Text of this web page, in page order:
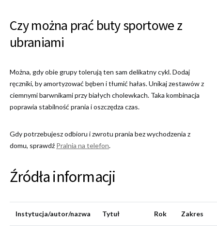
Czy można prać buty sportowe z
ubraniami
Można, gdy obie grupy tolerują ten sam delikatny cykl. Dodaj
ręczniki, by amortyzować bęben i tłumić hałas. Unikaj zestawów z
ciemnymi barwnikami przy białych cholewkach. Taka kombinacja
poprawia stabilność prania i oszczędza czas.
Gdy potrzebujesz odbioru i zwrotu prania bez wychodzenia z
domu, sprawdź Pralnia na telefon.
Źródła informacji
Instytucja/autor/nazwa Tytuł Rok Zakres